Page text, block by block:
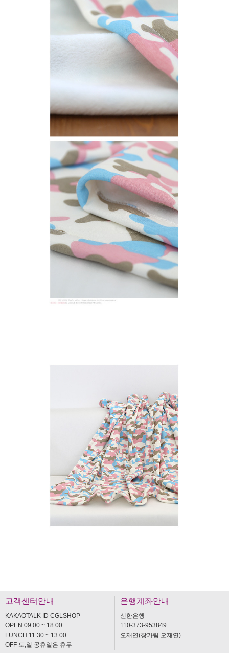
고객센터안내
KAKAOTALK ID CGLSHOP
OPEN 09:00 ~ 18:00
LUNCH 11:30 ~ 13:00
OFF 토,일 공휴일은 휴무
은행계좌안내
신한은행
110-373-953849
오재연(창가림 오재연)